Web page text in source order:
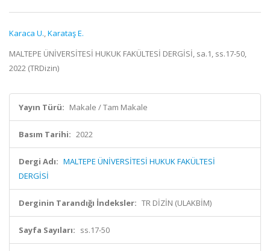
Karaca U.,Karataş E.
MALTEPE ÜNİVERSİTESİ HUKUK FAKÜLTESİ DERGİSİ, sa.1, ss.17-50,
2022 (TRDizin)
Yayın Türü: Makale / Tam Makale
Basım Tarihi: 2022
Dergi Adı: MALTEPE ÜNİVERSİTESİ HUKUK FAKÜLTESİ
DERGİSİ
Derginin Tarandığı İndeksler: TR DİZİN (ULAKBİM)
Sayfa Sayıları: ss.17-50